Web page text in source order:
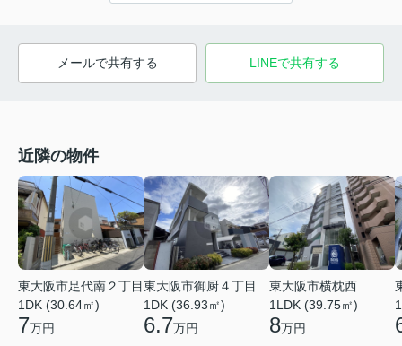
メールで共有する LINEで共有する
近隣の物件
東大阪市足代南２丁目
1DK (30.64㎡)
7万円
東大阪市御厨４丁目
1DK (36.93㎡)
6.7万円
東大阪市横枕西
1LDK (39.75㎡)
8万円